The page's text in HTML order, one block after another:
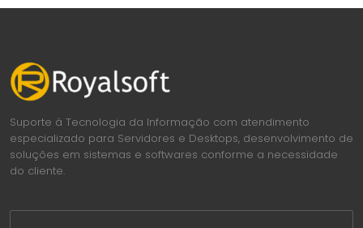
Suporte à Tecnologia da Informação com atendimento
especializado para Servidores e Desktops, desenvolvimento de
soluções em sistemas e softwares conforme a necessidade
do cliente.